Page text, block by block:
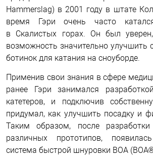
Hammerslag) в 2001 году в штате
время Гэри очень часто
в Скалистых горах. Он был
возможность значительно улучшить
ботинок для катания на сноуборде.
Применив свои знания в сфере
ранее Гэри занимался
катетеров, и подключив
придумал, как улучшить посадку и
Таким образом, после
различных прототипов,
система быстрой шнуровки BOA